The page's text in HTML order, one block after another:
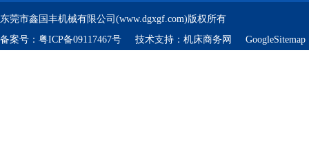
东莞市鑫国丰机械有限公司(www.dgxgf.com)版权所有
备案号： 粤ICP备09117467号 技术支持： 机床商务网 GoogleSitemap